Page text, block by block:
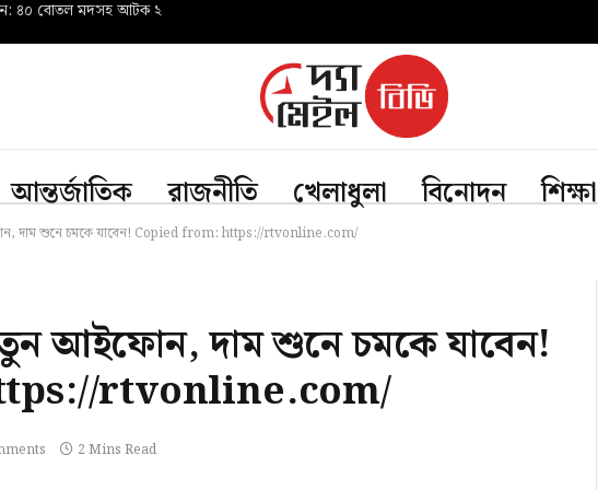
৪০ বোতল মদসহ আটক ২
আন্তর্জাতিক রাজনীতি খেলাধুলা বিনোদন শিক্ষা
দাম শুনে চমকে যাবেন! Copied from: https://rtvonline.com/
আইফোন, দাম শুনে চমকে যাবেন!
rtvonline.com/
2 Mins Read